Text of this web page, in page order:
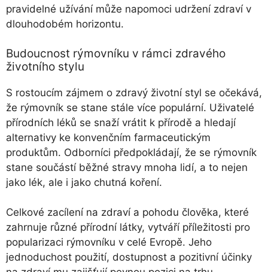
pravidelné užívání může napomoci udržení zdraví v
dlouhodobém horizontu.
Budoucnost rýmovníku v rámci zdravého
životního stylu
S rostoucím zájmem o zdravý životní styl se očekává,
že rýmovník se stane stále více populární. Uživatelé
přírodních léků se snaží vrátit k přírodě a hledají
alternativy ke konvenčním farmaceutickým
produktům. Odborníci předpokládají, že se rýmovník
stane součástí běžné stravy mnoha lidí, a to nejen
jako lék, ale i jako chutná koření.
Celkové zacílení na zdraví a pohodu člověka, které
zahrnuje různé přírodní látky, vytváří příležitosti pro
popularizaci rýmovníku v celé Evropě. Jeho
jednoduchost použití, dostupnost a pozitivní účinky